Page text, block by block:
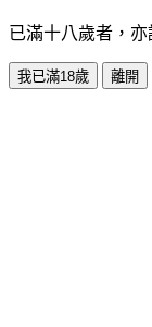
已滿十八歲者，
我已滿18歲 離開